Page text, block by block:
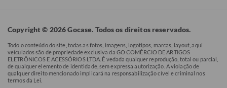
Copyright © 2026 Gocase. Todos os direitos reservados.
Todo o conteúdo do site, todas as fotos, imagens, logotipos, marcas, layout, aqui
veículados são de propriedade exclusiva da GO COMÉRCIO DE ARTIGOS
ELETRÔNICOS E ACESSÓRIOS LTDA. É vedada qualquer reprodução, total ou parcial,
de qualquer elemento de identidade, sem expressa autorização. A violação de
qualquer direito mencionado implicará na responsabilização cível e criminal nos
termos da Lei.